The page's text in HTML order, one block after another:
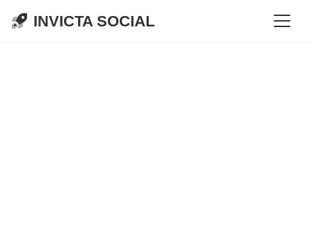
INVICTA SOCIAL